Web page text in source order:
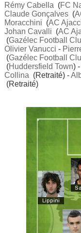
Rémy Cabella (FC
Claude Gonçalves(
Moracchini (AC
Johan Cavalli (AC
(Gazélec Football
Olivier Vanucci -
(Gazélec Football
(Huddersfield Town) -
Collina (Retraité) -
(Retraité)